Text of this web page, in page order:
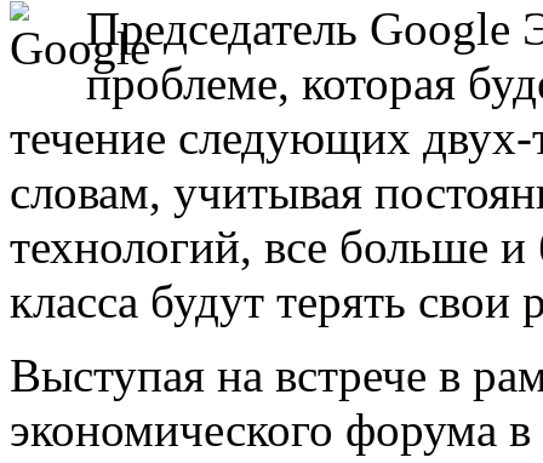
Председатель
проблеме, которая
течение следующих двух-
словам, учитывая
технологий, все больше
класса будут терять свои
Выступая на встрече в
экономического форума